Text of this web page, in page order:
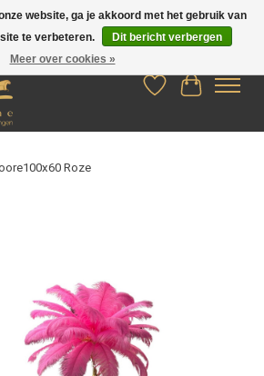
Verlanglijst
Roze
website, ga je akkoord met het gebruik van
te verbeteren.
Dit bericht verbergen
Meer over cookies »